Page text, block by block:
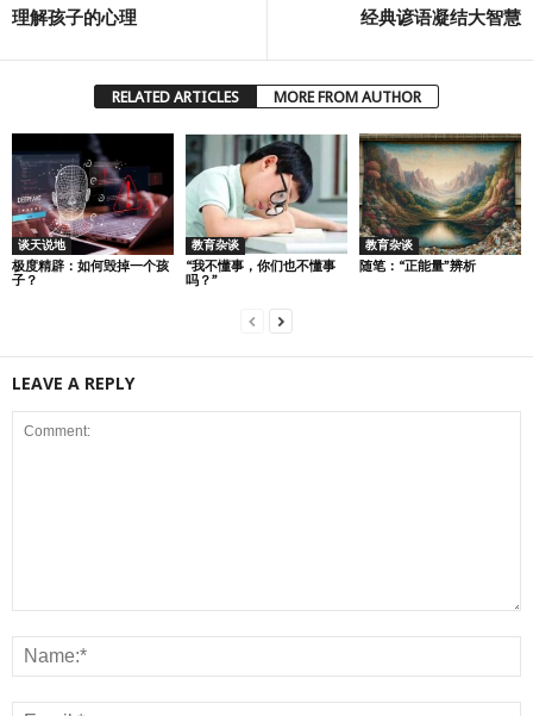
理解孩子的心理 经典谚语凝结大智慧
RELATED ARTICLES MORE FROM AUTHOR
谈天说地
极度精辟：如何毁掉一个孩
子？
教育杂谈
“我不懂事，你们也不懂事
吗？”
教育杂谈
随笔：“正能量”辨析
LEAVE A REPLY